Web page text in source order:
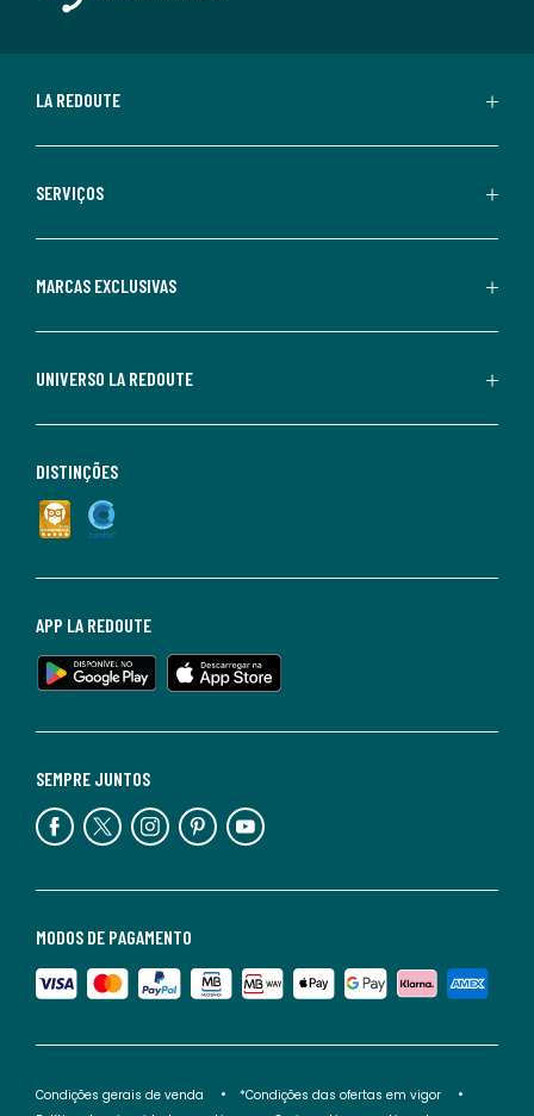
LA REDOUTE
SERVIÇOS
MARCAS EXCLUSIVAS
UNIVERSO LA REDOUTE
MODOS DE PAGAMENTO
SEMPRE JUNTOS
APP LA REDOUTE
DISTINÇÕES
Condições gerais de venda
*Condições das ofertas em vigor